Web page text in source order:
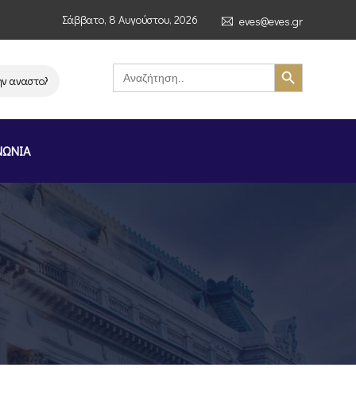
Σάββατο, 8 Αυγούστου, 2026 eves@eves.gr
λειτουργίας της αλυσίδας σούπερ μάρκετ MERE στην Ελλάδα –
Search
for:
Search Button